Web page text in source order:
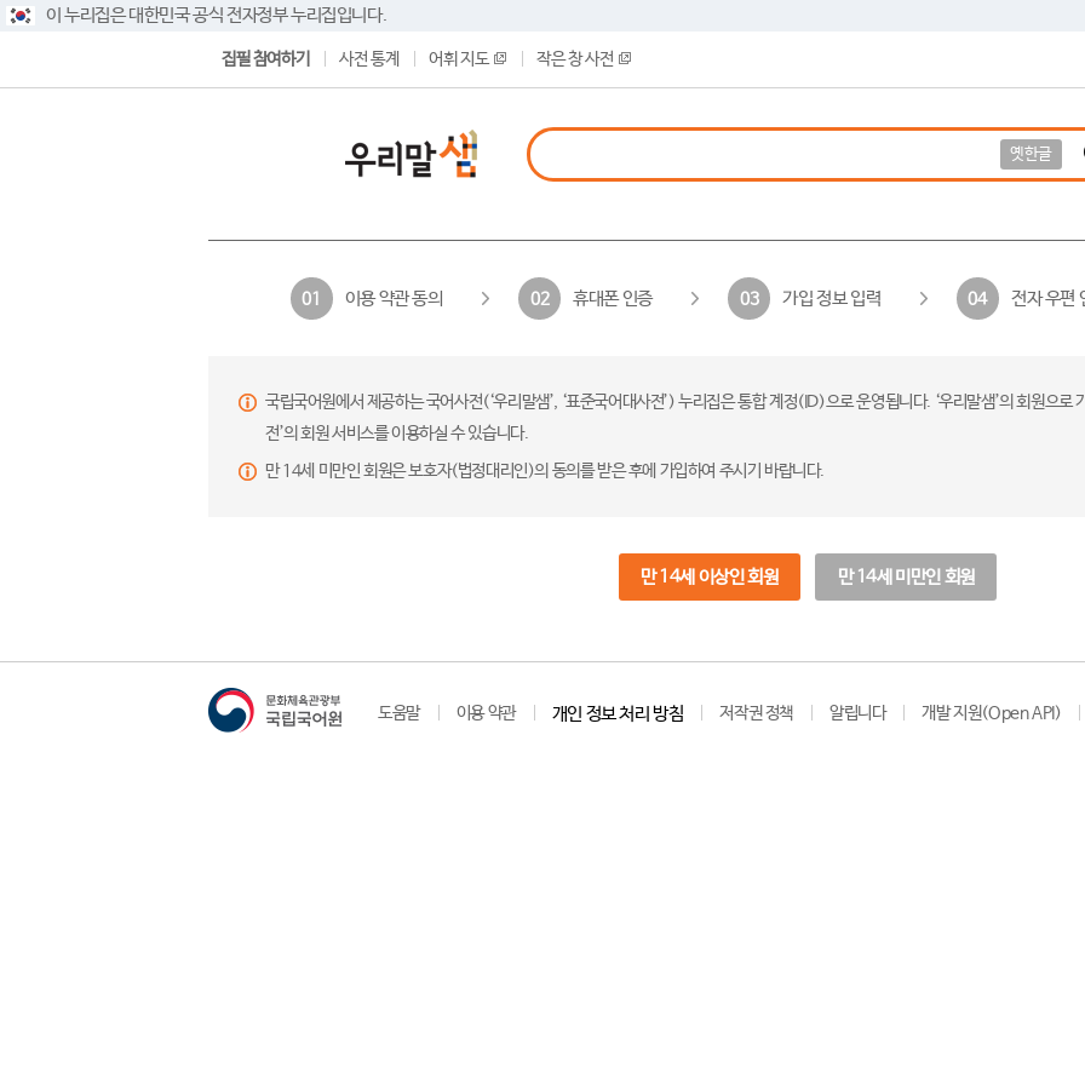
이 누리집은 대한민국 공식 전자정부 누리집입니다.
집필 참여하기 사전 통계 어휘 지도 작은 창 사전
옛한글
01 이용 약관 동의 02 휴대폰 인증 03 가입 정보 입력 04 전자 우편
국립국어원에서 제공하는 국어사전(‘우리말샘’, ‘표준국어대사전’) 누리집은 통합 계정(ID)으로 운영됩니다. ‘우리말샘’의 회원으
전’의 회원 서비스를 이용하실 수 있습니다.
만 14세 미만인 회원은 보호자(법정대리인)의 동의를 받은 후에 가입하여 주시기 바랍니다.
만 14세 이상인 회원 만 14세 미만인 회원
도움말 이용 약관 개인 정보 처리 방침 저작권 정책 알립니다 개발 지원(Open API)